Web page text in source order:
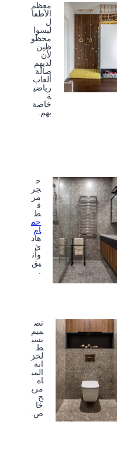
معظم
الأطفا
ل
ليسوا
محظو
ظين
لأن
لديهم
صالة
ألعاب
رياضي
ة
خاصة
بهم.
ح
جر
مر
ق
ط
حم
ام
هاد
ئ
وأن
يق
تص
ميم
بسي
ط
لخز
انة
المي
اه
مري
ح
خا
ص.